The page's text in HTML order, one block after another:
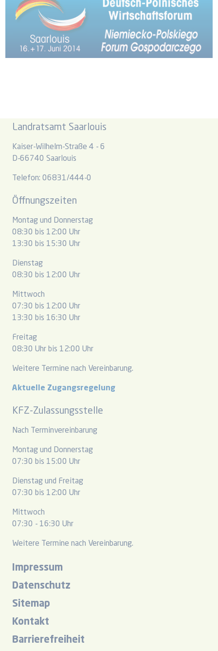
Landratsamt Saarlouis
Kaiser-Wilhelm-Straße 4 - 6
D-66740 Saarlouis
Telefon: 06831/444-0
Öffnungszeiten
Montag und Donnerstag
08:30 bis 12:00 Uhr
13:30 bis 15:30 Uhr
Dienstag
08:30 bis 12:00 Uhr
Mittwoch
07:30 bis 12:00 Uhr
13:30 bis 16:30 Uhr
Freitag
08:30 Uhr bis 12:00 Uhr
Weitere Termine nach Vereinbarung.
Aktuelle Zugangsregelung
KFZ-Zulassungsstelle
Nach Terminvereinbarung
Montag und Donnerstag
07:30 bis 15:00 Uhr
Dienstag und Freitag
07:30 bis 12:00 Uhr
Mittwoch
07:30 - 16:30 Uhr
Weitere Termine nach Vereinbarung.
Impressum
Datenschutz
Sitemap
Kontakt
Barrierefreiheit